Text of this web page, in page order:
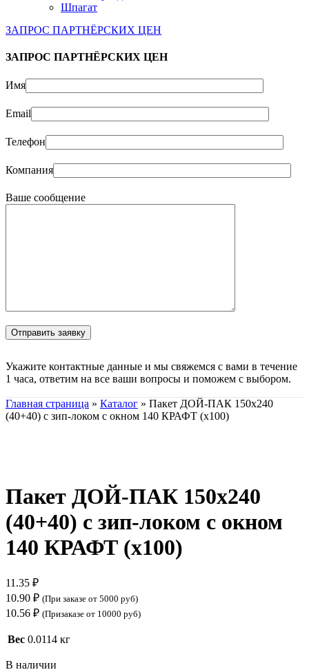
Шпагат
ЗАПРОС ПАРТНЁРСКИХ ЦЕН
ЗАПРОС ПАРТНЁРСКИХ ЦЕН
Имя
Email
Телефон
Компания
Ваше сообщение
Укажите контактные данные и мы свяжемся с вами в течение
1 часа, ответим на все ваши вопросы и поможем с выбором.
Главная страница » Каталог » Пакет ДОЙ-ПАК 150х240
(40+40) с зип-локом с окном 140 КРАФТ (х100)
Пакет ДОЙ-ПАК 150х240
(40+40) с зип-локом с окном
140 КРАФТ (х100)
11.35 ₽
10.90 ₽ (При заказе от 5000 руб)
10.56 ₽ (Призаказе от 10000 руб)
Вес 0.0114 кг
В наличии